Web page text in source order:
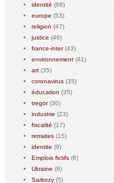
identité (68)
europe (53)
religion (47)
justice (46)
france-inter(43)
environnement (41)
art (35)
coronavirus (35)
éducation (35)
tregor(30)
industrie (23)
fiscalité (17)
retraites (15)
identite (9)
Emplois fictifs (6)
Ukraine (6)
Sarkozy (5)